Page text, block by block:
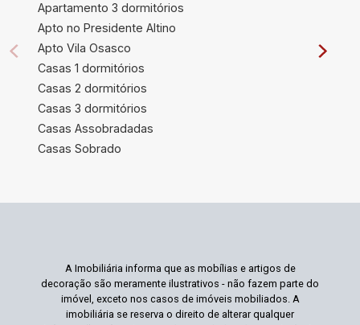
Apartamento 3 dormitórios
Apto no Presidente Altino
Apto Vila Osasco
Casas 1 dormitórios
Casas 2 dormitórios
Casas 3 dormitórios
Casas Assobradadas
Casas Sobrado
A Imobiliária informa que as mobílias e artigos de
decoração são meramente ilustrativos - não fazem parte do
imóvel, exceto nos casos de imóveis mobiliados. A
imobiliária se reserva o direito de alterar qualquer